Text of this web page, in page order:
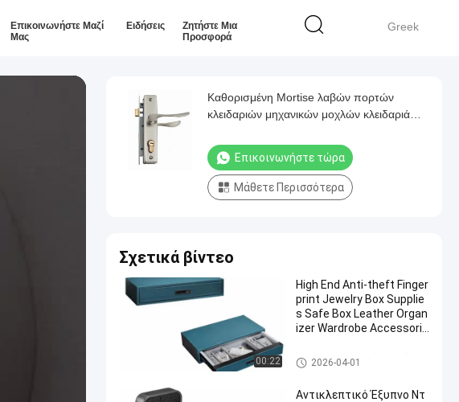
Greek
Επικοινωνήστε Μαζί
Μας
Ειδήσεις
Ζητήστε Μια
Προσφορά
Καθορισμένη Mortise λαβών πορτών
κλειδαριών μηχανικών μοχλών κλειδαριά
Επικοινωνήστε τώρα
Μάθετε Περισσότερα
Σχετικά βίντεο
00:22
High End Anti-theft Finger
print Jewelry Box Supplie
s Safe Box Leather Organ
izer Wardrobe Accessorie
Mortise κλειδαριά πορτών
2026-04-01
Αντικλεπτικό Έξυπνο Ντ